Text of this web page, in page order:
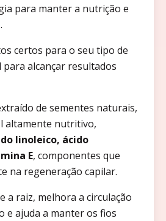
para manter a nutrição e
certos para o seu tipo de
para alcançar resultados
de sementes naturais,
altamente nutritivo,
linoleico, ácido
E, componentes que
na regeneração capilar.
a raiz, melhora a circulação
e ajuda a manter os fios